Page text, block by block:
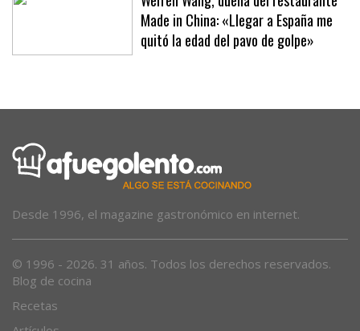
Weifen Wang, dueña del restaurante
Made in China: «Llegar a España me
Blog de cocina